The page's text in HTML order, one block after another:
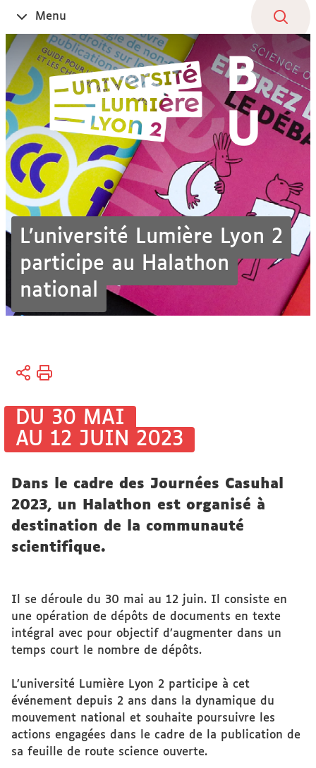
contenu
Ouvrir
le
Menu
L’université Lumière Lyon 2
participe au Halathon
national
Vous
Accueil
Recherche
Science
ouverte
DU 30 MAI
AU 12 JUIN 2023
Dans le cadre des Journées Casuhal
2023, un Halathon est organisé à
destination de la communauté
scientifique.
Il se déroule du 30 mai au 12 juin. Il consiste en
une opération de dépôts de documents en texte
intégral avec pour objectif d’augmenter dans un
temps court le nombre de dépôts.
L’université Lumière Lyon 2 participe à cet
événement depuis 2 ans dans la dynamique du
mouvement national et souhaite poursuivre les
actions engagées dans le cadre de la publication de
sa feuille de route science ouverte.